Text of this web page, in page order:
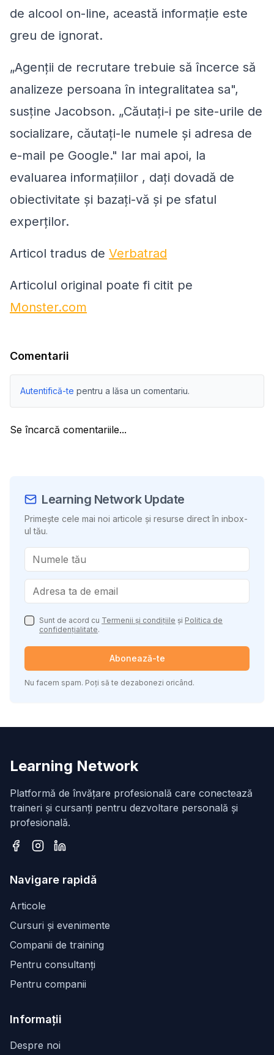
de alcool on-line, această informaţie este
greu de ignorat.
„Agenţii de recrutare trebuie să încerce să
analizeze persoana în integralitatea sa",
susţine Jacobson. „Căutaţi-i pe site-urile de
socializare, căutaţi-le numele şi adresa de
e-mail pe Google." Iar mai apoi, la
evaluarea informaţiilor , daţi dovadă de
obiectivitate şi bazaţi-vă şi pe sfatul
experţilor.
Articol tradus de Verbatrad
Articolul original poate fi citit pe
Monster.com
Comentarii
Autentifică-te pentru a lăsa un comentariu.
Se încarcă comentariile...
Learning Network Update
Primește cele mai noi articole și resurse direct în inbox-
ul tău.
Sunt de acord cu Termenii și condițiile și Politica de
confidențialitate.
Abonează-te
Nu facem spam. Poți să te dezabonezi oricând.
Learning Network
Platformă de învățare profesională care conectează
traineri și cursanți pentru dezvoltare personală și
profesională.
Navigare rapidă
Articole
Cursuri și evenimente
Companii de training
Pentru consultanți
Pentru companii
Informații
Despre noi